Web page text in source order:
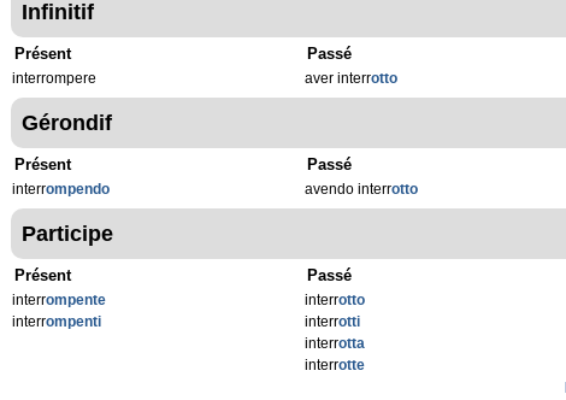
Infinitif
Présent
interrompere
Passé
aver interrotto
Gérondif
Présent
interrompendo
Passé
avendo interrotto
Participe
Présent
interrompente
interrompenti
Passé
interrotto
interrotti
interrotta
interrotte